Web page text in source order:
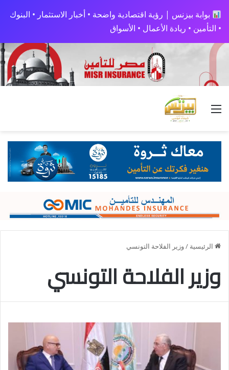
بوابة بيزنس | رؤية اقتصادية واضحة • أخبار الاستثمار • البنوك
• التأمين • ريادة الأعمال • الأسواق
القائمة
الرئيسية /وزير الفلاحة التونسي
وزير الفلاحة التونسي